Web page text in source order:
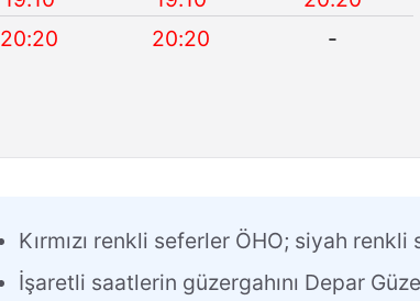
20:20
20:20 -
Kırmızı renkli seferler ÖHO; siyah renkli
İşaretli saatlerin güzergahını Depar